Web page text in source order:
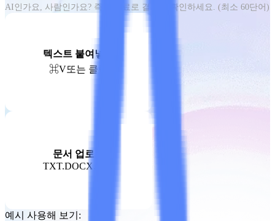
텍스트 붙여넣기
⌘V또는 클릭
문서 업로드
TXT.DOCX.PDF
예시 사용해 보기 :